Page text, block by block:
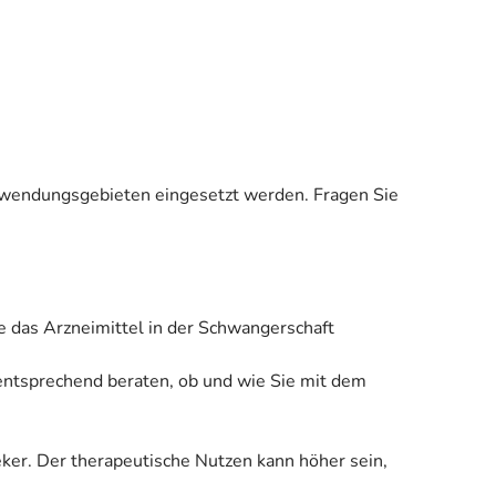
eingesetzt werden. Fragen Sie
das Arzneimittel in der Schwangerschaft
beraten, ob und wie Sie mit dem
Der therapeutische Nutzen kann höher sein,